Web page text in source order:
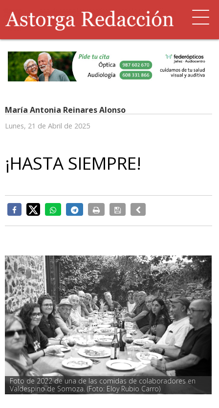
María Antonia Reinares Alonso
Lunes, 21 de Abril de 2025
¡HASTA SIEMPRE!
Foto de 2022 de una de las comidas de colaboradores en
Valdespino de Somoza. (Foto: Eloy Rubio Carro)